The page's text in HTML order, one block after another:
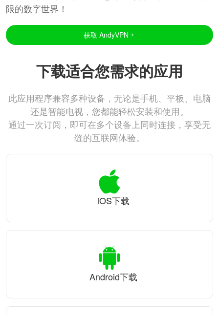
限的数字世界！
获取 AndyVPN
下载适合您需求的应用
此应用程序兼容多种设备，无论是手机、平板、电脑
还是智能电视，您都能轻松安装和使用。
通过一次订阅，即可在多个设备上同时连接，享受无
缝的互联网体验。
iOS下载
Android下载